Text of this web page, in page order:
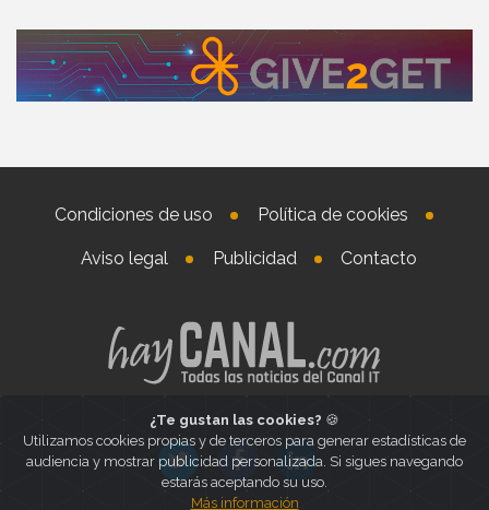
Condiciones de uso Política de cookies
Aviso legal Publicidad Contacto
¿Te gustan las cookies? 🍪
Utilizamos cookies propias y de terceros para generar estadísticas de
audiencia y mostrar publicidad personalizada. Si sigues navegando
estarás aceptando su uso.
Más información